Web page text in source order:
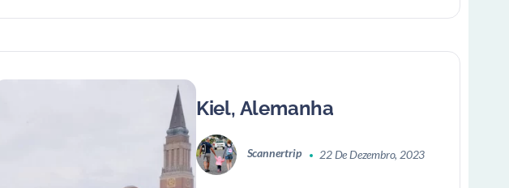
Kiel, Alemanha
Scannertrip 22 De Dezembro, 2023